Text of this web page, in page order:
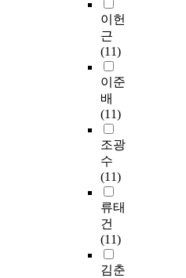
이헌
근
(11)
이준
배
(11)
조광
수
(11)
류태
건
(11)
김춘